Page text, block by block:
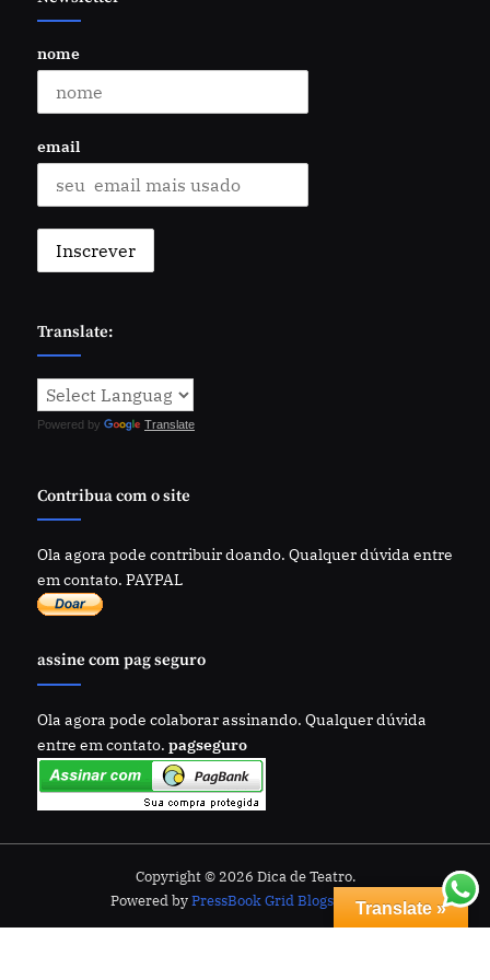
nome
email
Translate:
Powered by Translate
Contribua com o site
Ola agora pode contribuir doando. Qualquer dúvida entre
em contato. PAYPAL
assine com pag seguro
Ola agora pode colaborar assinando. Qualquer dúvida
entre em contato. pagseguro
Copyright © 2026 Dica de Teatro.
Powered byPressBook Grid Blogs themeTranslate »